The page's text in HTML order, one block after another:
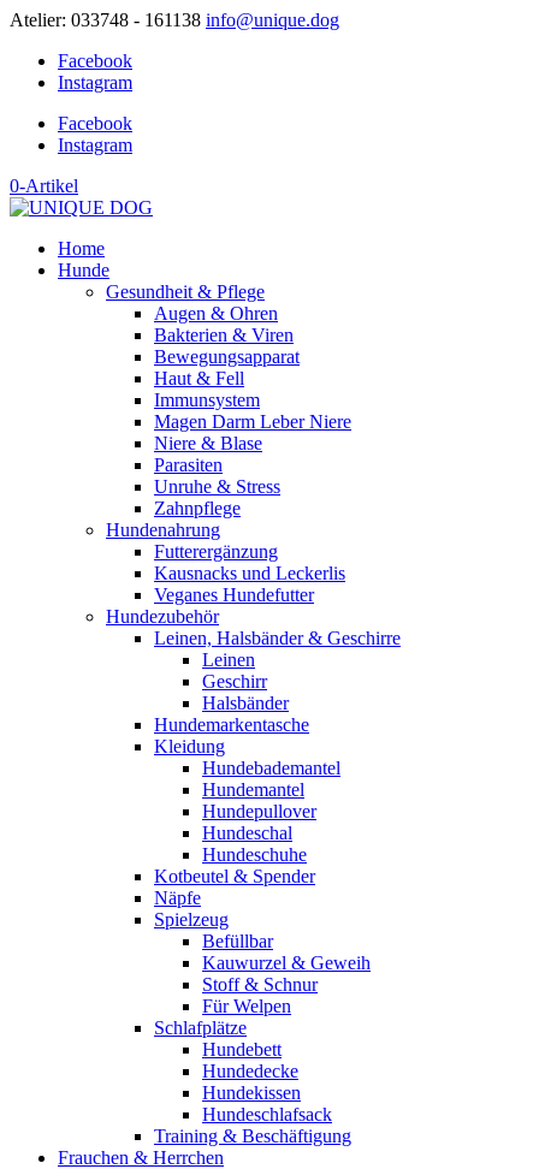
Atelier: 033748 - 161138 info@unique.dog
Facebook
Instagram
Facebook
Instagram
0-Artikel
Home
Hunde
Gesundheit & Pflege
Augen & Ohren
Bakterien & Viren
Bewegungsapparat
Haut & Fell
Immunsystem
Magen Darm Leber Niere
Niere & Blase
Parasiten
Unruhe & Stress
Zahnpflege
Hundenahrung
Futterergänzung
Kausnacks und Leckerlis
Veganes Hundefutter
Hundezubehör
Leinen, Halsbänder & Geschirre
Leinen
Geschirr
Halsbänder
Hundemarkentasche
Kleidung
Hundebademantel
Hundemantel
Hundepullover
Hundeschal
Hundeschuhe
Kotbeutel & Spender
Näpfe
Spielzeug
Befüllbar
Kauwurzel & Geweih
Stoff & Schnur
Für Welpen
Schlafplätze
Hundebett
Hundedecke
Hundekissen
Hundeschlafsack
Training & Beschäftigung
Frauchen & Herrchen